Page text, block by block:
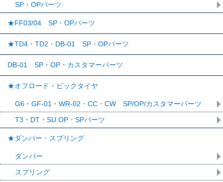
SP・OPパーツ
★FF03/04 SP・OPパーツ
★TD4・TD2・DB-01 SP・OPパーツ
DB-01 SP・OP・カスタマーパーツ
★オフロード・ビックタイヤ
G6・GF-01・WR-02・CC・CW SP/OP/カスタマーパーツ
T3・DT・SU OP・SPパーツ
★ダンパー・スプリング
ダンパー
スプリング